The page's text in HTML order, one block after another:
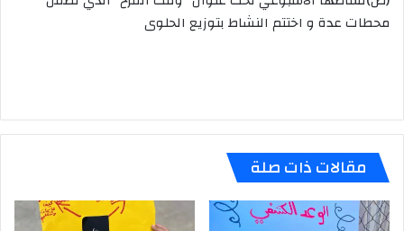
محطات عدة و اختتم النشاط بتوزيع الحلوى
مقالات ذات صلة